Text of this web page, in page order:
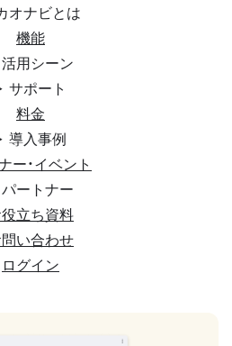
オナビとは
機能
活用シーン
サポート
料金
導入事例
ー・イベント
パートナー
立ち資料
い合わせ
ログイン